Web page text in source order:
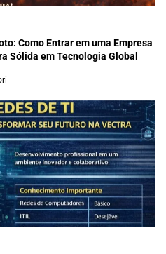
Como Entrar em uma Empresa
Sólida em Tecnologia Global